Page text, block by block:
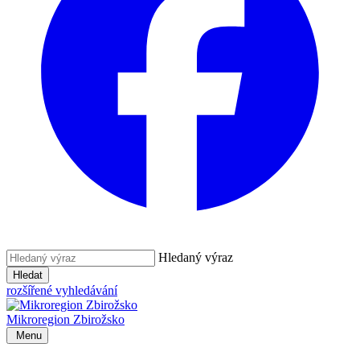
Hledaný výraz
Hledat
rozšířené vyhledávání
Mikroregion Zbirožsko
Menu